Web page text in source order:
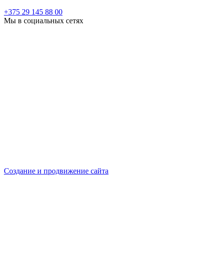
+375 29 145 88 00
Мы в социальных сетях
Создание и продвижение сайта